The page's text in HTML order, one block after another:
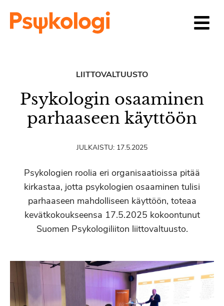
LIITTOVALTUUSTO
Psykologin osaaminen
parhaaseen käyttöön
JULKAISTU: 17.5.2025
Psykologien roolia eri organisaatioissa pitää
kirkastaa, jotta psykologien osaaminen tulisi
parhaaseen mahdolliseen käyttöön, toteaa
kevätkokoukseensa 17.5.2025 kokoontunut
Suomen Psykologiliiton liittovaltuusto.